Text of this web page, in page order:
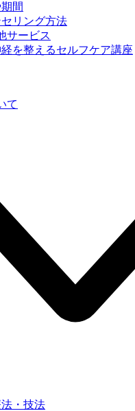
間
リング方法
サービス
を整えるセルフケア講座
て
・技法